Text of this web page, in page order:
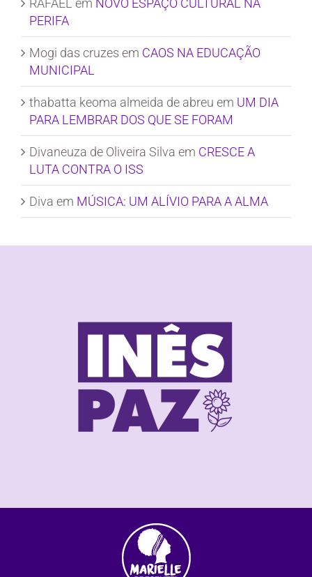
RAFAEL em NOVO ESPAÇO CULTURAL NA
PERIFA
Mogi das cruzes em CAOS NA EDUCAÇÃO
MUNICIPAL
thabatta keoma almeida de abreu em UM DIA
PARA LEMBRAR DOS QUE SE FORAM
Divaneuza de Oliveira Silva em CRESCE A
LUTA CONTRA O ISS
Diva em MÚSICA: UM ALÍVIO PARA A ALMA